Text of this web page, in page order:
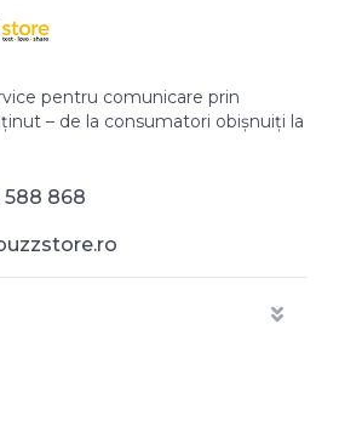
pentru comunicare prin
– de la consumatori obișnuiți la
588 868